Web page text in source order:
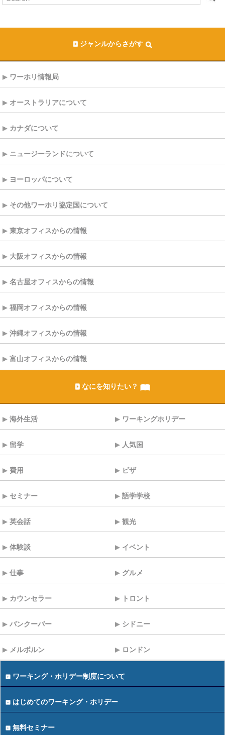
ジャンルからさがす
ワーホリ情報局
オーストラリアについて
カナダについて
ニュージーランドについて
ヨーロッパについて
その他ワーホリ協定国について
東京オフィスからの情報
大阪オフィスからの情報
名古屋オフィスからの情報
福岡オフィスからの情報
沖縄オフィスからの情報
富山オフィスからの情報
なにを知りたい？
海外生活 ワーキングホリデー
留学 人気国
費用 ビザ
セミナー 語学学校
英会話 観光
体験談 イベント
仕事 グルメ
カウンセラー トロント
バンクーバー シドニー
メルボルン ロンドン
ワーキング・ホリデー制度について
はじめてのワーキング・ホリデー
無料セミナー